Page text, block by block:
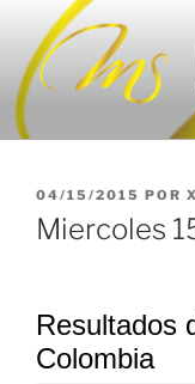
contenido
PUBLICADO
EL
04/15/2015 POR
Miercoles
Resultados
Colombia